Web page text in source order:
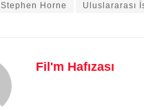
Stephen Horne Uluslararası
Fil'm Hafızası